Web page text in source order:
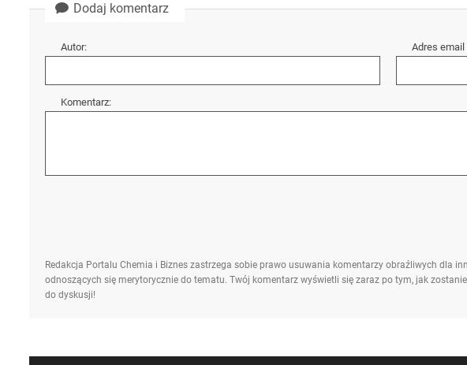
Dodaj komentarz
Autor: Adres email
Komentarz:
Redakcja Portalu Chemia i Biznes zastrzega sobie prawo usuwania komentarzy obraźliwych dla
odnoszących się merytorycznie do tematu. Twój komentarz wyświetli się zaraz po tym, jak
do dyskusji!